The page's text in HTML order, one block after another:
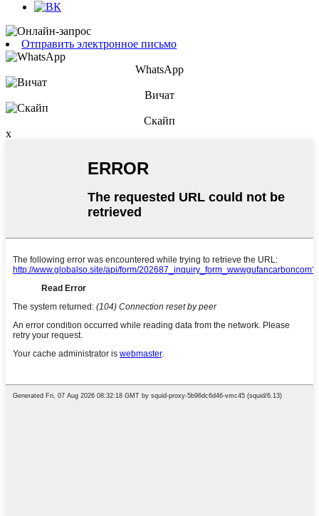
Отправить электронное письмо
WhatsApp
Вичат
Скайп
x